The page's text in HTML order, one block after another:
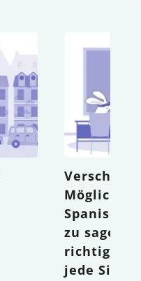
Spanisch
zu sagen:
richtige
jede